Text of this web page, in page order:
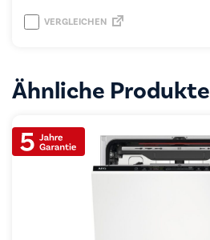
VERGLEICHEN
Ähnliche Produkte